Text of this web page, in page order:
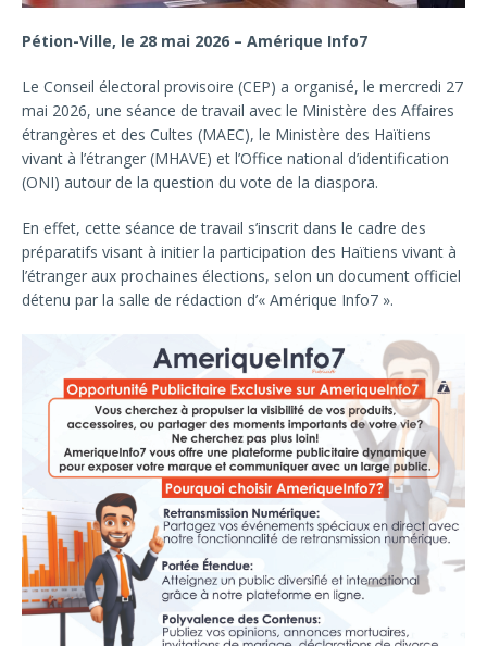
Pétion-Ville, le 28 mai 2026 – Amérique Info7
Le Conseil électoral provisoire (CEP) a organisé, le mercredi 27
mai 2026, une séance de travail avec le Ministère des Affaires
étrangères et des Cultes (MAEC), le Ministère des Haïtiens
vivant à l’étranger (MHAVE) et l’Office national d’identification
(ONI) autour de la question du vote de la diaspora.
En effet, cette séance de travail s’inscrit dans le cadre des
préparatifs visant à initier la participation des Haïtiens vivant à
l’étranger aux prochaines élections, selon un document officiel
détenu par la salle de rédaction d’« Amérique Info7 ».